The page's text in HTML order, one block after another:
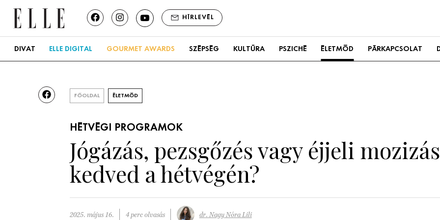
HÍRLEVÉL
DIVAT ELLE DIGITAL GOURMET AWARDS SZÉPSÉG KULTÚRA PSZICHÉ ÉLETMÓD PÁRKAPCSOLAT
FŐOLDAL ÉLETMÓD
HÉTVÉGI PROGRAMOK
Jógázás, pezsgőzés vagy éjjeli
kedved a hétvégén?
2025. május 16. 4 perc olvasás dr. Nagy Nóra Lili